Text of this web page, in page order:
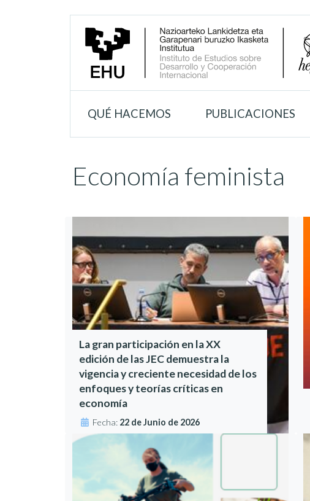
QUÉ HACEMOS PUBLICACIONES
Economía feminista
La gran participación en la XX
edición de las JEC demuestra la
vigencia y creciente necesidad de los
enfoques y teorías críticas en
economía
Fecha: 22 de Junio de 2026